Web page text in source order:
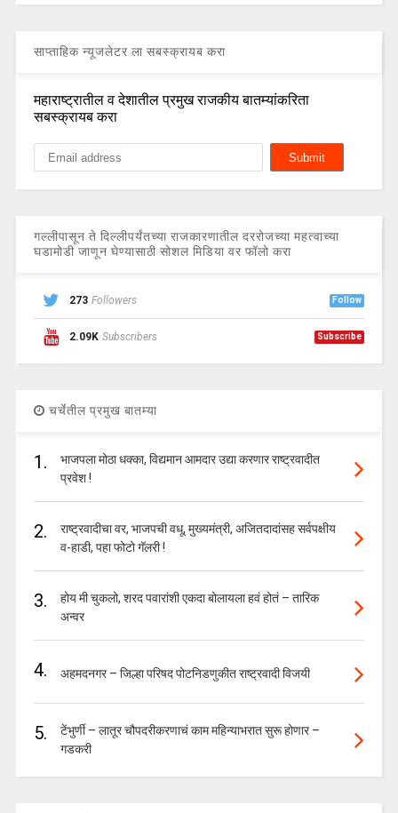
साप्ताहिक न्यूजलेटर ला सबस्क्रायब करा
महाराष्ट्रातील व देशातील प्रमुख राजकीय बातम्यांकरिता
सबस्क्रायब करा
गल्लीपासून ते दिल्लीपर्यंतच्या राजकारणातील दररोजच्या महत्वाच्या
घडामोडी जाणून घेण्यासाठी सोशल मिडिया वर फॉलो करा
273 Followers Follow
2.09K Subscribers Subscribe
चर्चेतील प्रमुख बातम्या
1.
भाजपला मोठा धक्का, विद्यमान आमदार उद्या करणार राष्ट्रवादीत
प्रवेश !
2.
राष्ट्रवादीचा वर, भाजपची वधू, मुख्यमंत्री, अजितदादांसह सर्वपक्षीय
व-हाडी, पहा फोटो गॅलरी !
3.
होय मी चुकलो, शरद पवारांशी एकदा बोलायला हवं होतं – तारिक
अन्वर
4. अहमदनगर – जिल्हा परिषद पोटनिडणुकीत राष्ट्रवादी विजयी
5.
टेंभुर्णी – लातूर चौपदरीकरणाचं काम महिन्याभरात सुरू होणार –
गडकरी